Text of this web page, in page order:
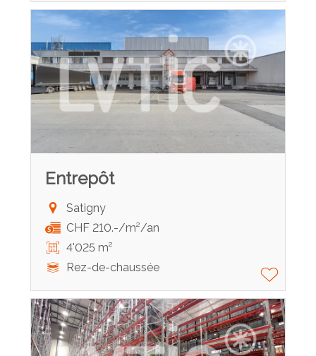
Entrepôt
Satigny
CHF 210.-/m²/an
4'025 m²
Rez-de-chaussée